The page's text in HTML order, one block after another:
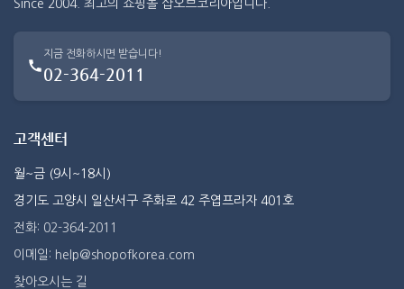
Since 2004. 최고의 쇼핑몰 샵오브코리아입니다.
지금 전화하시면 받습니다!
02-364-2011
고객센터
월~금 (9시~18시)
경기도 고양시 일산서구 주화로 42 주엽프라자 401호
전화: 02-364-2011
이메일: help@shopofkorea.com
찾아오시는 길